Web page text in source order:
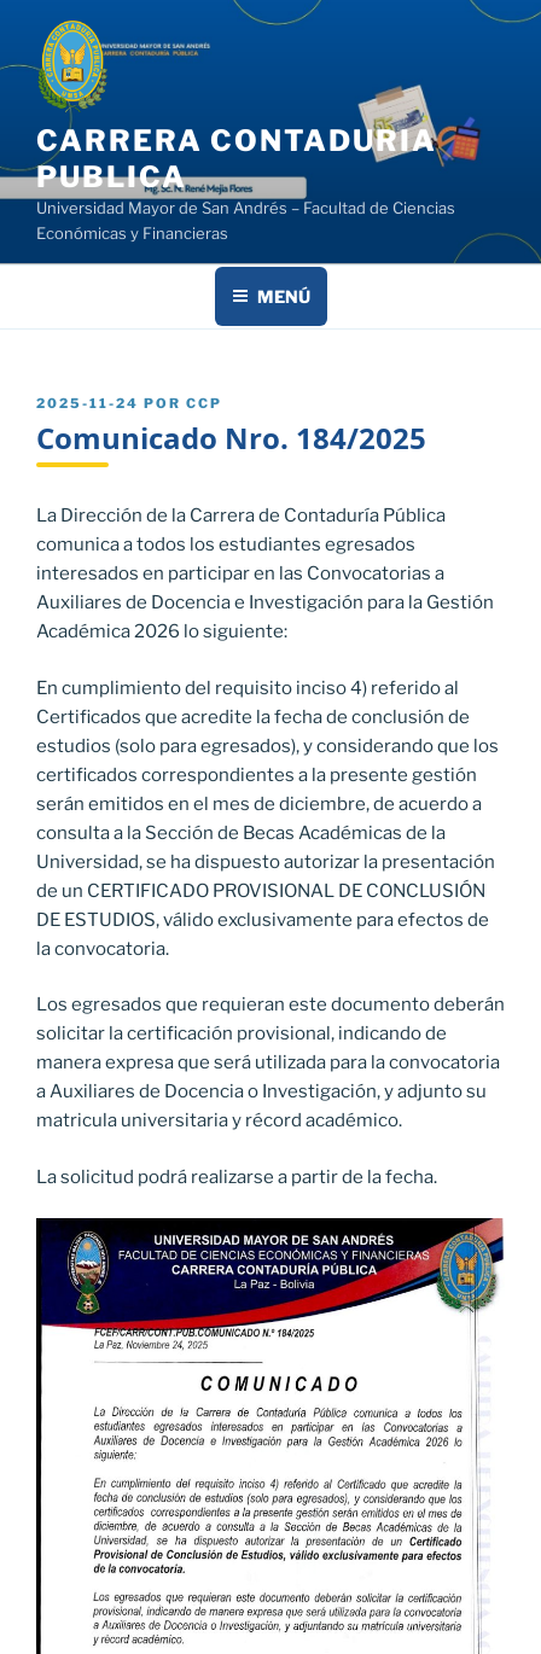
contenido
CARRERA CONTADURIA
PUBLICA
Universidad Mayor de San Andrés – Facultad de Ciencias
Económicas y Financieras
MENÚ
PUBLICADO
2025-11-24 POR CCP
Comunicado Nro. 184/2025
La Dirección de la Carrera de Contaduría Pública
comunica a todos los estudiantes egresados
interesados en participar en las Convocatorias a
Auxiliares de Docencia e Investigación para la Gestión
Académica 2026 lo siguiente:
En cumplimiento del requisito inciso 4) referido al
Certificados que acredite la fecha de conclusión de
estudios (solo para egresados), y considerando que los
certificados correspondientes a la presente gestión
serán emitidos en el mes de diciembre, de acuerdo a
consulta a la Sección de Becas Académicas de la
Universidad, se ha dispuesto autorizar la presentación
de un CERTIFICADO PROVISIONAL DE CONCLUSIÓN
DE ESTUDIOS, válido exclusivamente para efectos de
la convocatoria.
Los egresados que requieran este documento deberán
solicitar la certificación provisional, indicando de
manera expresa que será utilizada para la convocatoria
a Auxiliares de Docencia o Investigación, y adjunto su
matricula universitaria y récord académico.
La solicitud podrá realizarse a partir de la fecha.